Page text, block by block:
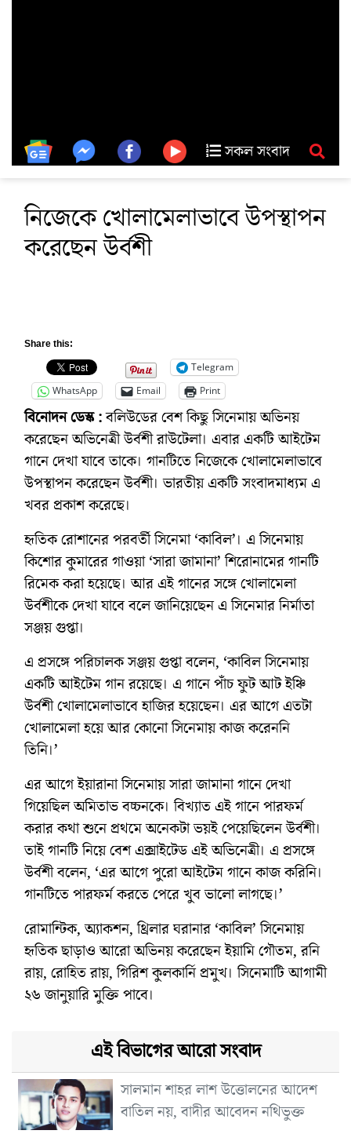
সকল সংবাদ
নিজেকে খোলামেলাভাবে উপস্থাপন
করেছেন উর্বশী
Share this:
Telegram
WhatsApp
Email Print
বিনোদন ডেস্ক :বলিউডের বেশ কিছু সিনেমায় অভিনয়
করেছেন অভিনেত্রী উর্বশী রাউটেলা। এবার একটি আইটেম
গানে দেখা যাবে তাকে। গানটিতে নিজেকে খোলামেলাভাবে
উপস্থাপন করেছেন উর্বশী। ভারতীয় একটি সংবাদমাধ্যম এ
খবর প্রকাশ করেছে।
হৃতিক রোশানের পরবর্তী সিনেমা ‘কাবিল’। এ সিনেমায়
কিশোর কুমারের গাওয়া ‘সারা জামানা’ শিরোনামের গানটি
রিমেক করা হয়েছে। আর এই গানের সঙ্গে খোলামেলা
উর্বশীকে দেখা যাবে বলে জানিয়েছেন এ সিনেমার নির্মাতা
সঞ্জয় গুপ্তা।
এ প্রসঙ্গে পরিচালক সঞ্জয় গুপ্তা বলেন, ‘কাবিল সিনেমায়
একটি আইটেম গান রয়েছে। এ গানে পাঁচ ফুট আট ইঞ্চি
উর্বশী খোলামেলাভাবে হাজির হয়েছেন। এর আগে এতটা
খোলামেলা হয়ে আর কোনো সিনেমায় কাজ করেননি
তিনি।’
এর আগে ইয়ারানা সিনেমায় সারা জামানা গানে দেখা
গিয়েছিল অমিতাভ বচ্চনকে। বিখ্যাত এই গানে পারফর্ম
করার কথা শুনে প্রথমে অনেকটা ভয়ই পেয়েছিলেন উর্বশী।
তাই গানটি নিয়ে বেশ এক্সাইটেড এই অভিনেত্রী। এ প্রসঙ্গে
উর্বশী বলেন, ‘এর আগে পুরো আইটেম গানে কাজ করিনি।
গানটিতে পারফর্ম করতে পেরে খুব ভালো লাগছে।’
রোমান্টিক, অ্যাকশন, থ্রিলার ঘরানার ‘কাবিল’ সিনেমায়
হৃতিক ছাড়াও আরো অভিনয় করেছেন ইয়ামি গৌতম, রনি
রায়, রোহিত রায়, গিরিশ কুলকার্নি প্রমুখ। সিনেমাটি আগামী
২৬ জানুয়ারি মুক্তি পাবে।
এই বিভাগের আরো সংবাদ
সালমান শাহর লাশ উত্তোলনের আদেশ
বাতিল নয়, বাদীর আবেদন নথিভুক্ত